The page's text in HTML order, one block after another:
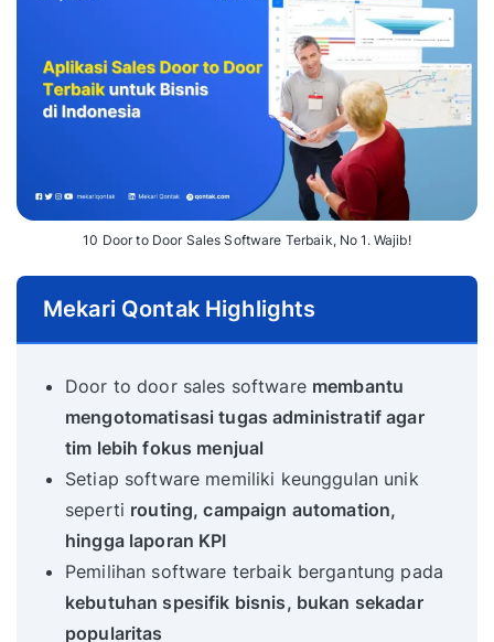
10 Door to Door Sales Software Terbaik, No 1. Wajib!
Mekari Qontak Highlights
Door to door sales software membantu
mengotomatisasi tugas administratif agar
tim lebih fokus menjual
Setiap software memiliki keunggulan unik
seperti routing, campaign automation,
hingga laporan KPI
Pemilihan software terbaik bergantung pada
kebutuhan spesifik bisnis, bukan sekadar
popularitas